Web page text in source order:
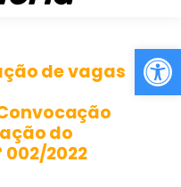
de vagas
do
002/2022